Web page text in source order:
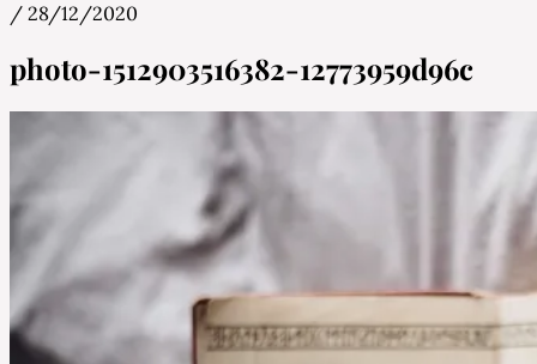
Mamina Maza
/ 28/12/2020
photo-1512903516382-12773959d96c